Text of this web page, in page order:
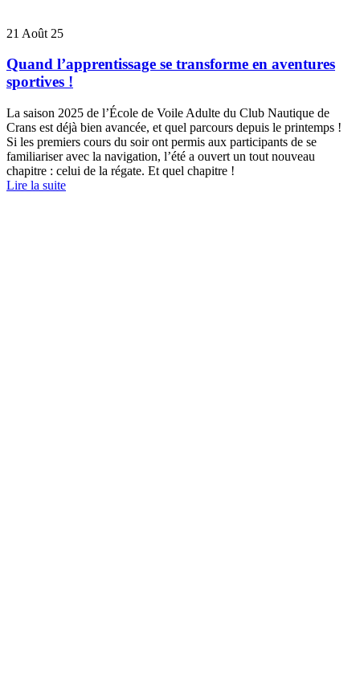
21 Août 25
Quand l’apprentissage se transforme en aventures
sportives !
La saison 2025 de l’École de Voile Adulte du Club Nautique de
Crans est déjà bien avancée, et quel parcours depuis le printemps !
Si les premiers cours du soir ont permis aux participants de se
familiariser avec la navigation, l’été a ouvert un tout nouveau
chapitre : celui de la régate. Et quel chapitre !
Lire la suite